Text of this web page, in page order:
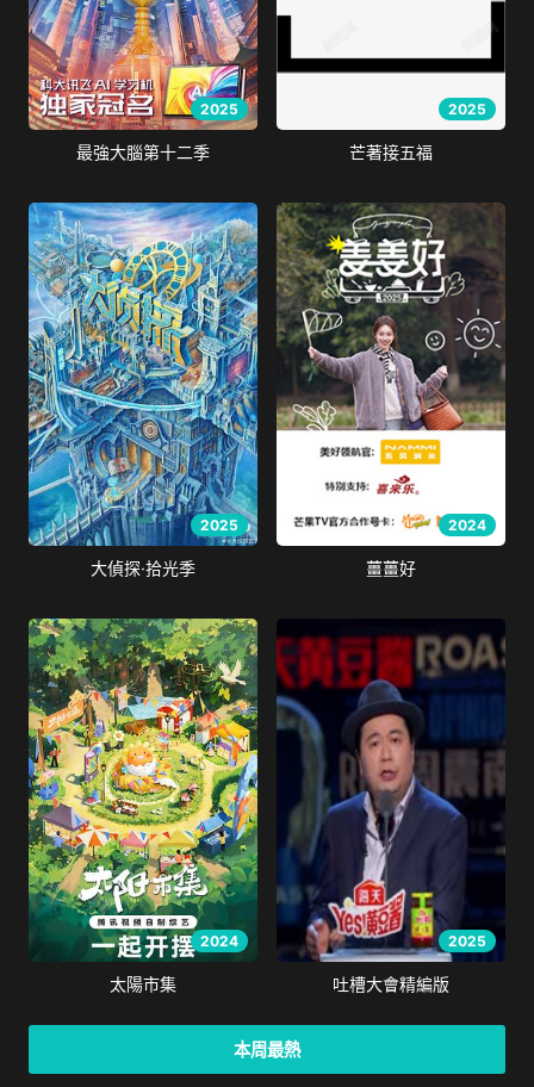
2025
最強大腦第十二季
2025
芒著接五福
2025
大偵探·拾光季
2024
薑薑好
2024
太陽市集
2025
吐槽大會精編版
本周最熱